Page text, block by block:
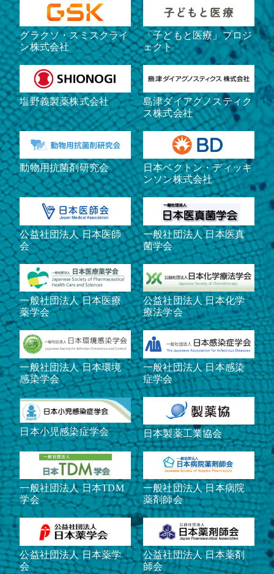
グラクソ・スミスクライ
ン株式会社
「子どもと医療」プロジ
ェクト
塩野義製薬株式会社
島津ダイアグノスティク
ス株式会社
動物用抗菌剤研究会
日本ベクトン・ディッキ
ンソン株式会社
公益社団法人 日本医師
会
一般社団法人 日本医真
菌学会
一般社団法人 日本医療
薬学会
公益社団法人 日本化学
療法学会
一般社団法人 日本環境
感染学会
一般社団法人 日本感染
症学会
日本小児感染症学会 日本製薬工業協会
一般社団法人 日本TDM
学会
一般社団法人 日本病院
薬剤師会
公益社団法人 日本薬学
会
公益社団法人 日本薬剤
師会